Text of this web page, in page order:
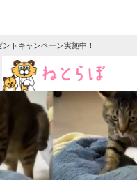
トキャンペーン実施中！
クイズ
地域